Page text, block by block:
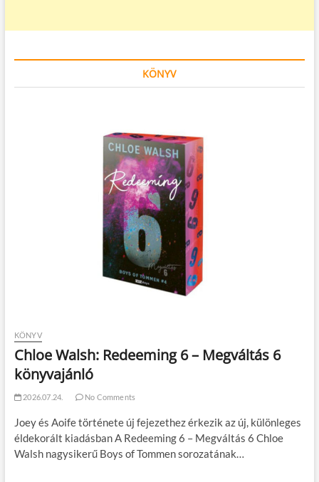
KÖNYV
KÖNYV
Chloe Walsh: Redeeming 6 – Megváltás 6
könyvajánló
2026.07.24. No Comments
Joey és Aoife története új fejezethez érkezik az új, különleges
éldekorált kiadásban A Redeeming 6 – Megváltás 6 Chloe
Walsh nagysikerű Boys of Tommen sorozatának…